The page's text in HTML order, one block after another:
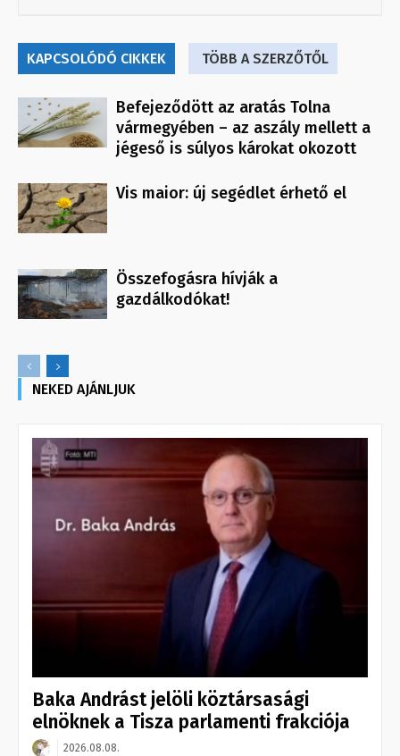
KAPCSOLÓDÓ CIKKEK TÖBB A SZERZŐTŐL
Befejeződött az aratás Tolna
vármegyében – az aszály mellett a
jégeső is súlyos károkat okozott
Vis maior: új segédlet érhető el
Összefogásra hívják a
gazdálkodókat!
NEKED AJÁNLJUK
Baka Andrást jelöli köztársasági
elnöknek a Tisza parlamenti frakciója
2026.08.08.